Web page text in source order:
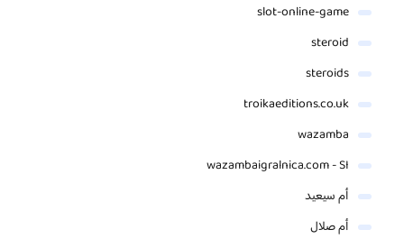
slot-online-game
steroid
steroids
troikaeditions.co.uk
wazamba
wazambaigralnica.com - SI
أم سيعيد
أم صلال